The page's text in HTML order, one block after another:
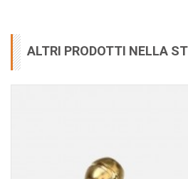
ALTRI PRODOTTI NELLA